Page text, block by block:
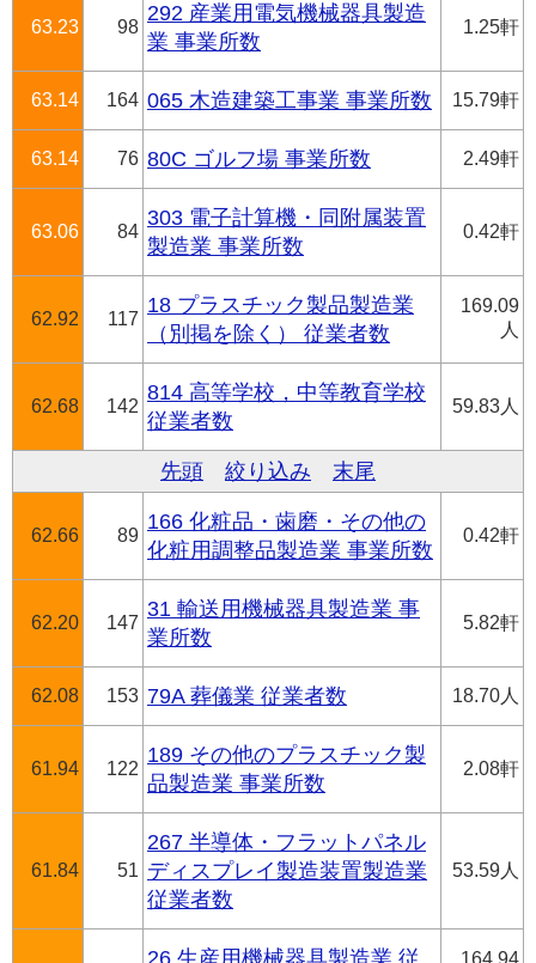
63.23 98
292 産業用電気機械器具製造
業 事業所数
1.25軒
63.14 164 065 木造建築工事業 事業所数 15.79軒
63.14 76 80C ゴルフ場 事業所数 2.49軒
63.06 84
303 電子計算機・同附属装置
製造業 事業所数
0.42軒
62.92 117
18 プラスチック製品製造業
（別掲を除く） 従業者数
169.09
人
62.68 142
814 高等学校，中等教育学校
従業者数
59.83人
先頭 絞り込み 末尾
62.66 89
166 化粧品・歯磨・その他の
化粧用調整品製造業 事業所数
0.42軒
62.20 147
31 輸送用機械器具製造業 事
業所数
5.82軒
62.08 153 79A 葬儀業 従業者数 18.70人
61.94 122
189 その他のプラスチック製
品製造業 事業所数
2.08軒
61.84 51
267 半導体・フラットパネル
ディスプレイ製造装置製造業
従業者数
53.59人
26 生産用機械器具製造業 従 164.94